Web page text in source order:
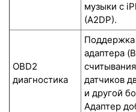
музыки с
(A2DP).
OBD2
диагностика
Поддержка
адаптера
датчиков
и другой
Адаптер